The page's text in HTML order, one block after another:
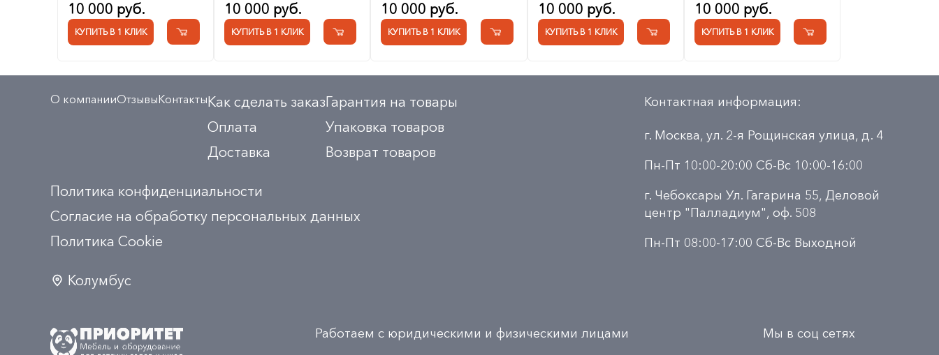
10 000 руб.
КУПИТЬ В 1 КЛИК
10 000 руб.
КУПИТЬ В 1 КЛИК
10 000 руб.
КУПИТЬ В 1 КЛИК
10 000 руб.
КУПИТЬ В 1 КЛИК
10 000 руб.
КУПИТЬ В 1 КЛИК
О компанииОтзывыКонтактыКак сделать заказ
Оплата
Доставка
Гарантия на товары
Упаковка товаров
Возврат товаров
Политика конфиденциальности
Согласие на обработку персональных данных
Политика Сookie
Колумбус
Контактная информация:
г. Москва, ул. 2-я Рощинская улица, д. 4
Пн-Пт 10:00-20:00 Сб-Вс 10:00-16:00
г. Чебоксары Ул. Гагарина 55, Деловой
центр "Палладиум", оф. 508
Пн-Пт 08:00-17:00 Сб-Вс Выходной
Работаем с юридическими и физическими лицами Мы в соц сетях